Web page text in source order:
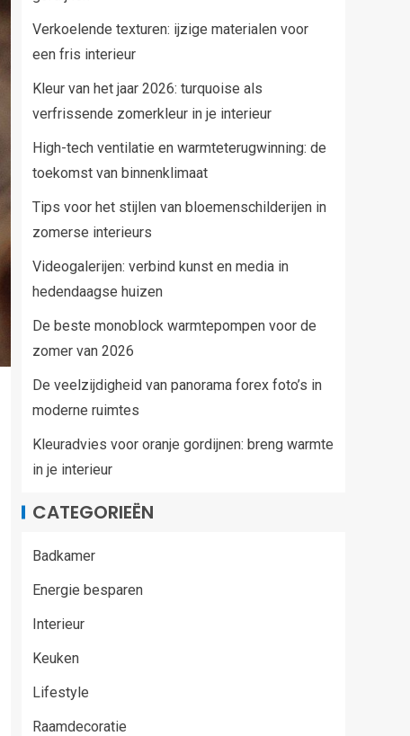
Verkoelende texturen: ijzige materialen voor
een fris interieur
Kleur van het jaar 2026: turquoise als
verfrissende zomerkleur in je interieur
High-tech ventilatie en warmteterugwinning: de
toekomst van binnenklimaat
Tips voor het stijlen van bloemenschilderijen in
zomerse interieurs
Videogalerijen: verbind kunst en media in
hedendaagse huizen
De beste monoblock warmtepompen voor de
zomer van 2026
De veelzijdigheid van panorama forex foto’s in
moderne ruimtes
Kleuradvies voor oranje gordijnen: breng warmte
in je interieur
CATEGORIEËN
Badkamer
Energie besparen
Interieur
Keuken
Lifestyle
Raamdecoratie